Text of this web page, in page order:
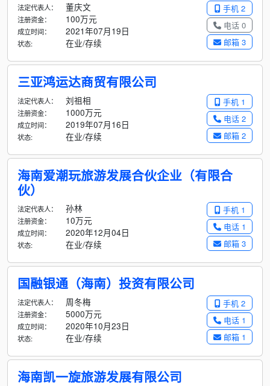
手机 2
电话 0
邮箱 3
法定代表人： 董庆文
注册资金： 100万元
成立时间： 2021年07月19日
状态: 在业/存续
三亚鸿运达商贸有限公司
手机 1
电话 2
邮箱 2
法定代表人： 刘祖相
注册资金： 1000万元
成立时间： 2019年07月16日
状态: 在业/存续
海南爱潮玩旅游发展合伙企业（有限合
伙）
手机 1
电话 1
邮箱 3
法定代表人： 孙林
注册资金： 10万元
成立时间： 2020年12月04日
状态: 在业/存续
国融银通（海南）投资有限公司
手机 2
电话 1
邮箱 1
法定代表人： 周冬梅
注册资金： 5000万元
成立时间： 2020年10月23日
状态: 在业/存续
海南凯一旋旅游发展有限公司